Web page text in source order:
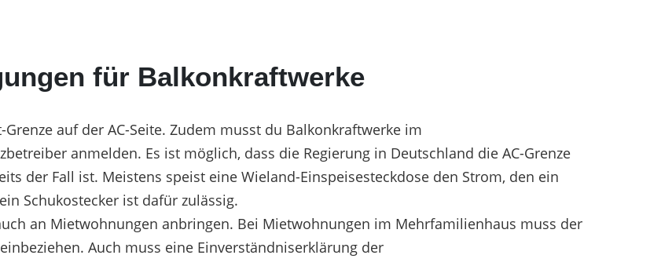
für Balkonkraftwerke
auf der AC-Seite. Zudem musst du Balkonkraftwerke im
anmelden. Es ist möglich, dass die Regierung in Deutschland die AC-Grenze
der Fall ist. Meistens speist eine Wieland-Einspeisesteckdose den Strom, den ein
Schukostecker ist dafür zulässig.
an Mietwohnungen anbringen. Bei Mietwohnungen im Mehrfamilienhaus muss der
Auch muss eine Einverständniserklärung der